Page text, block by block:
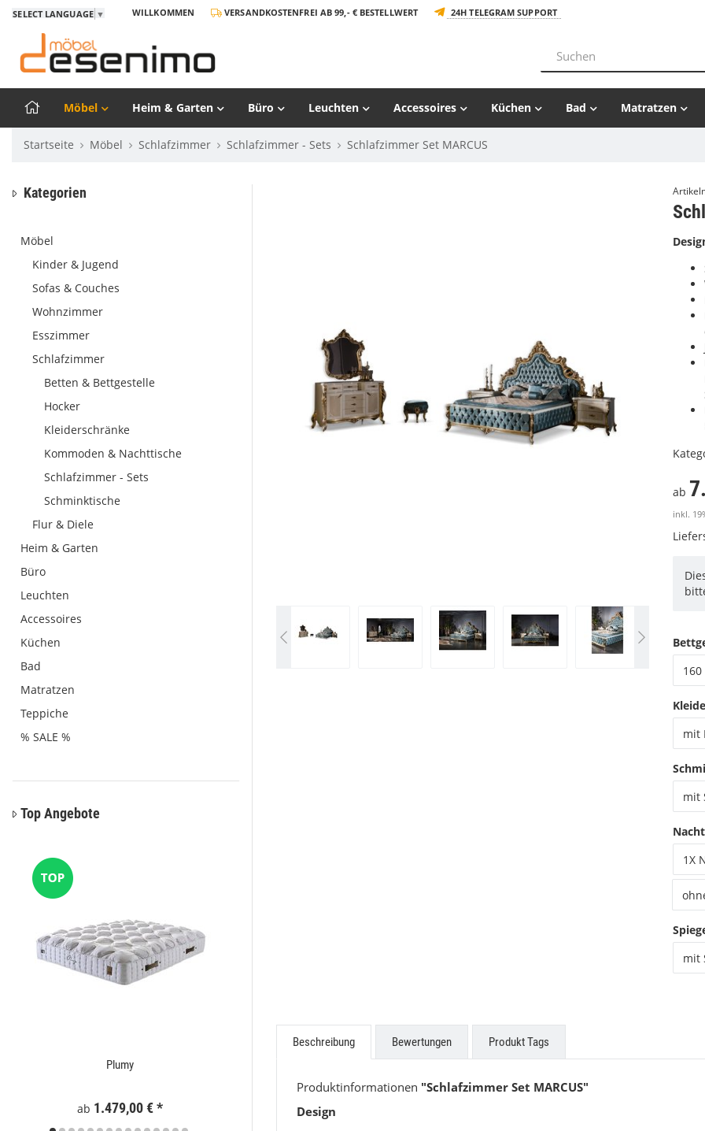
SELECT LANGUAGE ▼ WILLKOMMEN VERSANDKOSTENFREI AB 99,- € BESTELLWERT 24H TELEGRAM SUPPORT
Möbel Heim & Garten Büro Leuchten Accessoires Küchen Bad Matratzen
Startseite Möbel Schlafzimmer Schlafzimmer - Sets Schlafzimmer Set MARCUS
ab
inkl.
160
mit
mit
1X
mit
Beschreibung Bewertungen Produkt Tags
Produktinformationen "Schlafzimmer Set MARCUS"
Design
Kategorien
Möbel
Kinder & Jugend
Sofas & Couches
Wohnzimmer
Esszimmer
Schlafzimmer
Betten & Bettgestelle
Hocker
Kleiderschränke
Kommoden & Nachttische
Schlafzimmer - Sets
Schminktische
Flur & Diele
Heim & Garten
Büro
Leuchten
Accessoires
Küchen
Bad
Matratzen
Teppiche
% SALE %
Top Angebote
Plumy
ab 1.479,00 €* ab